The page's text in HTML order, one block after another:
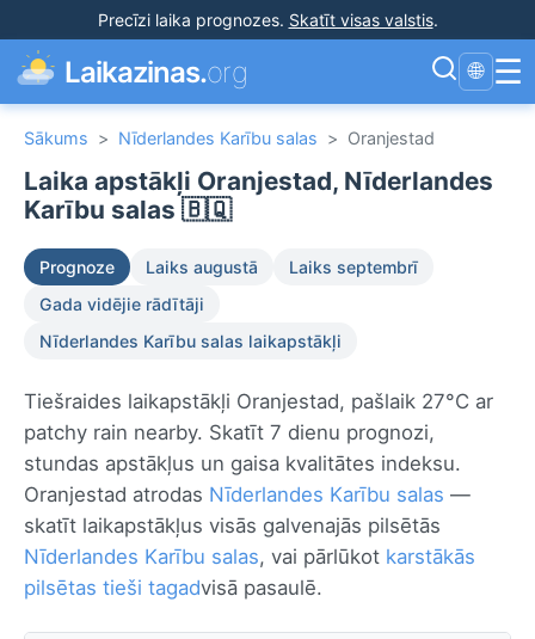
Precīzi laika prognozes. Skatīt visas valstis.
Laikazinas.org 🌐 ☰
Sākums > Nīderlandes Karību salas > Oranjestad
Laika apstākļi Oranjestad, Nīderlandes
Karību salas 🇧🇶
Prognoze Laiks augustā
Laiks septembrī
Gada vidējie rādītāji
Nīderlandes Karību salas laikapstākļi
Tiešraides laikapstākļi Oranjestad, pašlaik 27°C ar
patchy rain nearby. Skatīt 7 dienu prognozi,
stundas apstākļus un gaisa kvalitātes indeksu.
Oranjestad atrodas Nīderlandes Karību salas —
skatīt laikapstākļus visās galvenajās pilsētās
Nīderlandes Karību salas, vai pārlūkot karstākās
pilsētas tieši tagadvisā pasaulē.